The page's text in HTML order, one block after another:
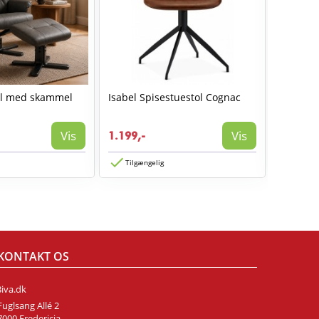
med skammel
Vis
Isabel Spisestuestol Cognac
1.199,- Vis
Tilgængelig
OS
Allé 2